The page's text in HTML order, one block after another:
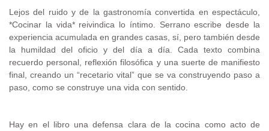
Lejos del ruido y de la gastronomía convertida en espectáculo,
*Cocinar la vida* reivindica lo íntimo. Serrano escribe desde la
experiencia acumulada en grandes casas, sí, pero también desde
la humildad del oficio y del día a día. Cada texto combina
recuerdo personal, reflexión filosófica y una suerte de manifiesto
final, creando un “recetario vital” que se va construyendo paso a
paso, como se construye una vida con sentido.
Hay en el libro una defensa clara de la cocina como acto de